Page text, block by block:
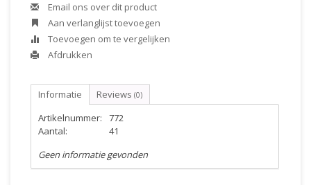
Email ons over dit product
Aan verlanglijst toevoegen
Toevoegen om te vergelijken
Afdrukken
Informatie Reviews (0)
Artikelnummer:
772
Aantal:
41
Geen informatie gevonden